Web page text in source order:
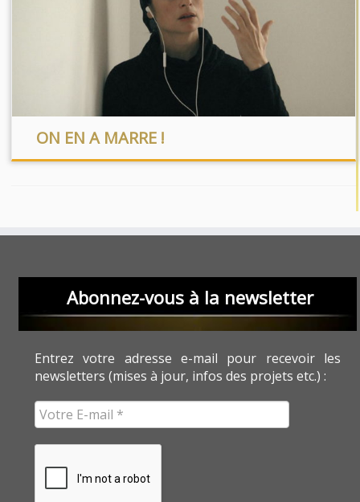
ON EN A MARRE !
Abonnez-vous à la newsletter
Entrez votre adresse e-mail pour recevoir les
newsletters (mises à jour, infos des projets etc.) :